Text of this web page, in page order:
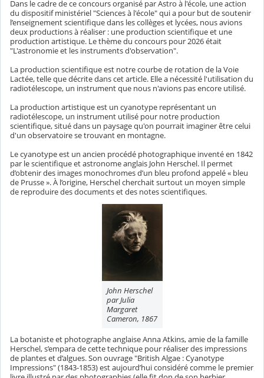
Dans le cadre de ce concours organisé par Astro à l'école, une action
du dispositif ministériel "Sciences à l'école" qui a pour but de soutenir
l’enseignement scientifique dans les collèges et lycées, nous avions
deux productions à réaliser : une production scientifique et une
production artistique. Le thème du concours pour 2026 était
"L'astronomie et les instruments d'observation".
La production scientifique est notre courbe de rotation de la Voie
Lactée, telle que décrite dans cet article. Elle a nécessité l'utilisation du
radiotélescope, un instrument que nous n'avions pas encore utilisé.
La production artistique est un cyanotype représentant un
radiotélescope, un instrument utilisé pour notre production
scientifique, situé dans un paysage qu'on pourrait imaginer être celui
d'un observatoire se trouvant en montagne.
Le cyanotype est un ancien procédé photographique inventé en 1842
par le scientifique et astronome anglais John Herschel. Il permet
d’obtenir des images monochromes d’un bleu profond appelé « bleu
de Prusse ». À l’origine, Herschel cherchait surtout un moyen simple
de reproduire des documents et des notes scientifiques.
John Herschel
par Julia
Margaret
Cameron, 1867
La botaniste et photographe anglaise Anna Atkins, amie de la famille
Herschel, s’empara de cette technique pour réaliser des impressions
de plantes et d’algues. Son ouvrage "British Algae : Cyanotype
Impressions" (1843-1853) est aujourd’hui considéré comme le premier